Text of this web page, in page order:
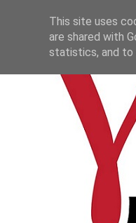
This site uses
are shared with
statistics, and to